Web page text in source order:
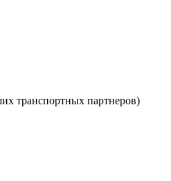
транспортных партнеров)